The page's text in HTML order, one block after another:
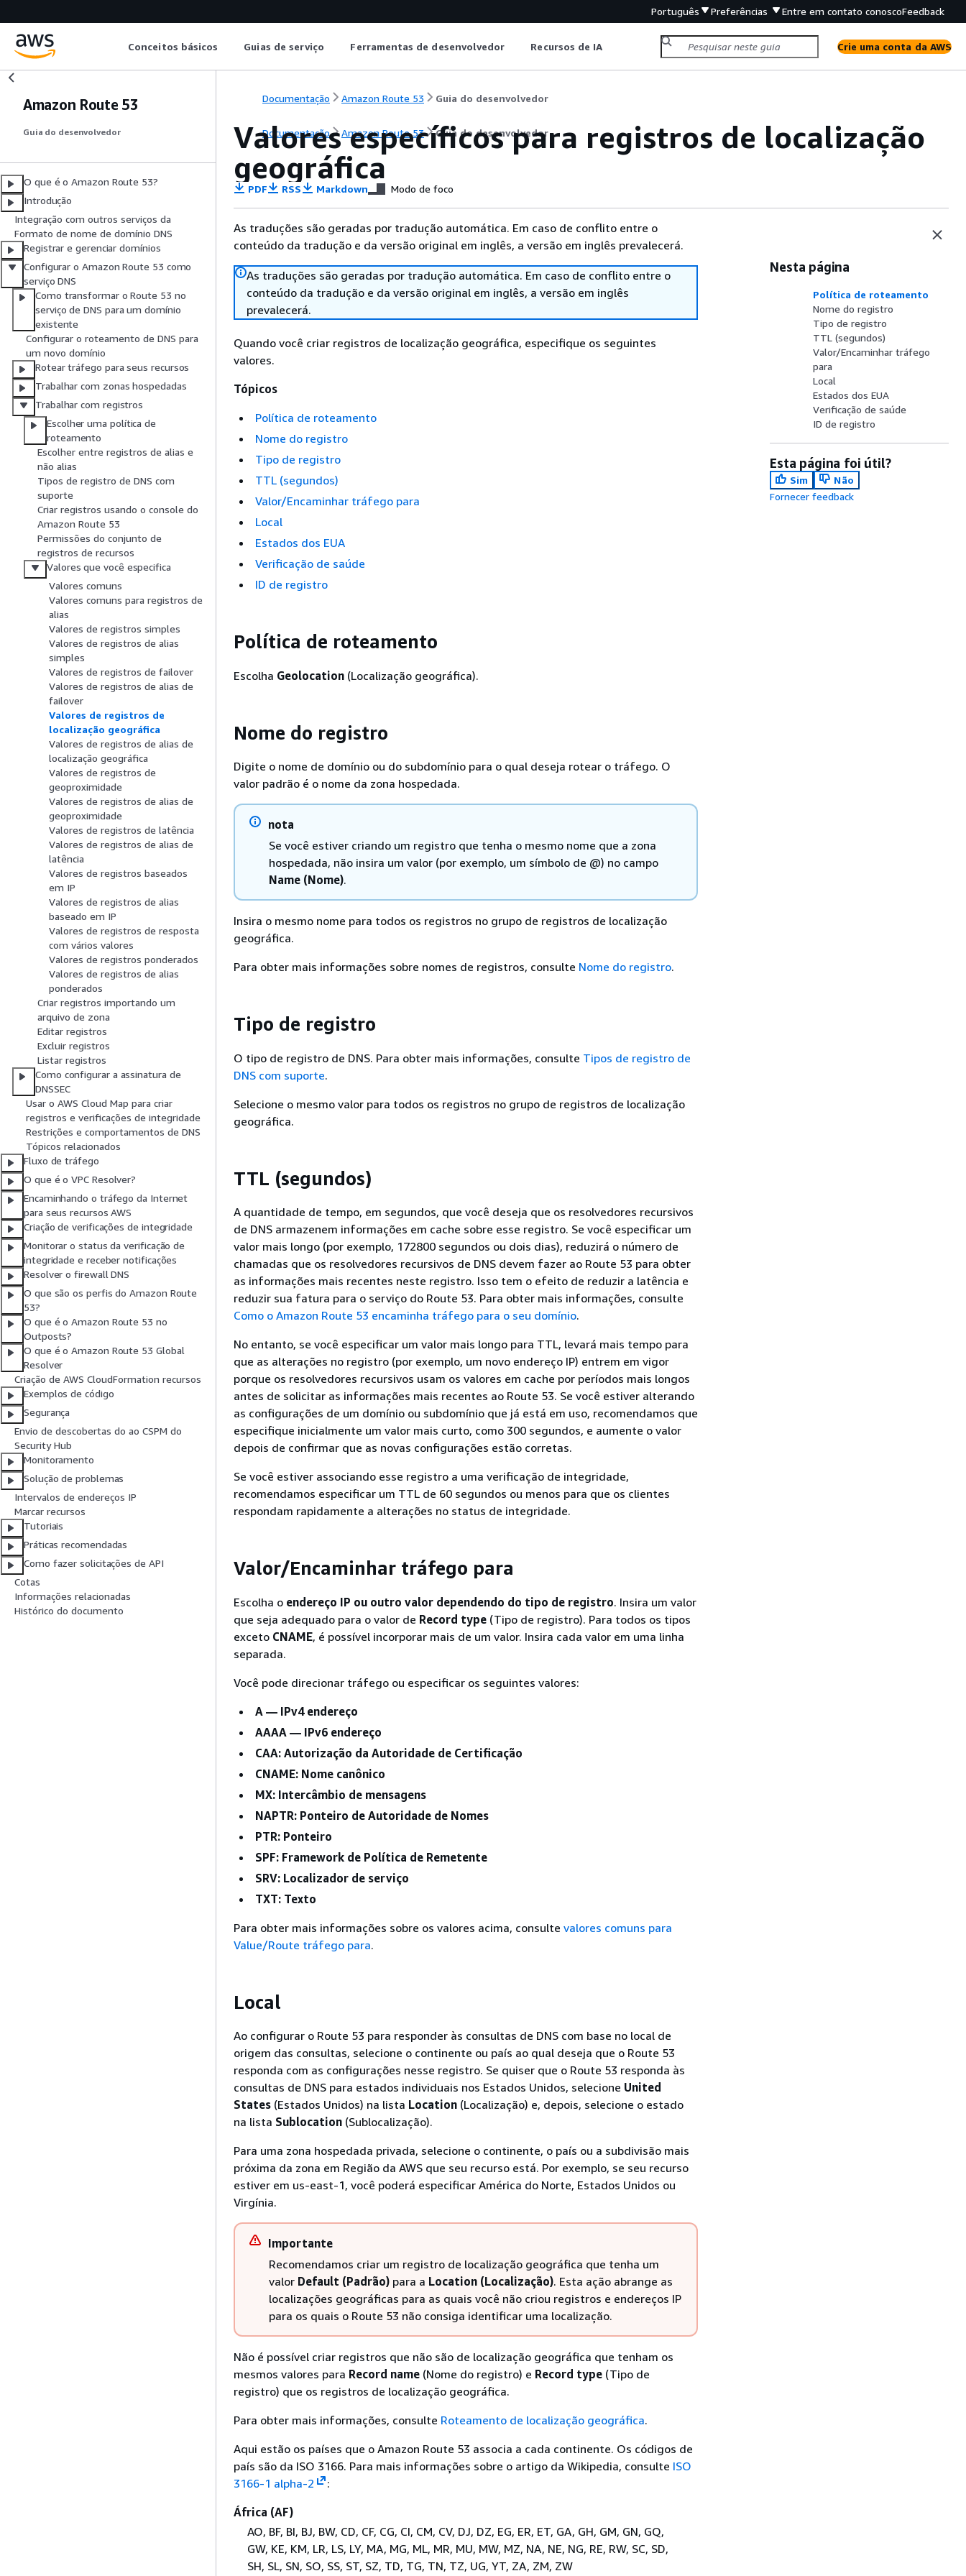
Português Preferências Entre em contato conoscoFeedback
Conceitos básicos Guias de serviço Ferramentas de desenvolvedor Recursos de IA Crie uma conta da AWS
Amazon Route 53
Guia do desenvolvedor
O que é o Amazon Route 53?
Introdução
Integração com outros serviços da
Formato de nome de domínio DNS
Registrar e gerenciar domínios
Configurar o Amazon Route 53 como
serviço DNS
Como transformar o Route 53 no
serviço de DNS para um domínio
existente
Configurar o roteamento de DNS para
um novo domínio
Rotear tráfego para seus recursos
Trabalhar com zonas hospedadas
Trabalhar com registros
Escolher uma política de
roteamento
Escolher entre registros de alias e
não alias
Tipos de registro de DNS com
suporte
Criar registros usando o console do
Amazon Route 53
Permissões do conjunto de
registros de recursos
Valores que você especifica
Valores comuns
Valores comuns para registros de
alias
Valores de registros simples
Valores de registros de alias
simples
Valores de registros de failover
Valores de registros de alias de
failover
Valores de registros de
localização geográfica
Valores de registros de alias de
localização geográfica
Valores de registros de
geoproximidade
Valores de registros de alias de
geoproximidade
Valores de registros de latência
Valores de registros de alias de
latência
Valores de registros baseados
em IP
Valores de registros de alias
baseado em IP
Valores de registros de resposta
com vários valores
Valores de registros ponderados
Valores de registros de alias
ponderados
Criar registros importando um
arquivo de zona
Editar registros
Excluir registros
Listar registros
Como configurar a assinatura de
DNSSEC
Usar o AWS Cloud Map para criar
registros e verificações de integridade
Restrições e comportamentos de DNS
Tópicos relacionados
Fluxo de tráfego
O que é o VPC Resolver?
Encaminhando o tráfego da Internet
para seus recursos AWS
Criação de verificações de integridade
Monitorar o status da verificação de
integridade e receber notificações
Resolver o firewall DNS
O que são os perfis do Amazon Route
53?
O que é o Amazon Route 53 no
Outposts?
O que é o Amazon Route 53 Global
Resolver
Criação de AWS CloudFormation recursos
Exemplos de código
Segurança
Envio de descobertas do ao CSPM do
Security Hub
Monitoramento
Solução de problemas
Intervalos de endereços IP
Marcar recursos
Tutoriais
Práticas recomendadas
Como fazer solicitações de API
Cotas
Informações relacionadas
Histórico do documento
Documentação Amazon Route 53 Guia do desenvolvedor
Documentação Amazon Route 53 Guia do desenvolvedor
Valores específicos para registros de localização
geográfica
PDF RSS Markdown Modo de foco
As traduções são geradas por tradução automática. Em caso de conflito entre o
conteúdo da tradução e da versão original em inglês, a versão em inglês prevalecerá.
As traduções são geradas por tradução automática. Em caso de conflito entre o
conteúdo da tradução e da versão original em inglês, a versão em inglês
prevalecerá.
Quando você criar registros de localização geográfica, especifique os seguintes
valores.
Tópicos
Política de roteamento
Nome do registro
Tipo de registro
TTL (segundos)
Valor/Encaminhar tráfego para
Local
Estados dos EUA
Verificação de saúde
ID de registro
Política de roteamento
Escolha Geolocation (Localização geográfica).
Nome do registro
Digite o nome de domínio ou do subdomínio para o qual deseja rotear o tráfego. O
valor padrão é o nome da zona hospedada.
nota
Se você estiver criando um registro que tenha o mesmo nome que a zona
hospedada, não insira um valor (por exemplo, um símbolo de @) no campo
Name (Nome).
Insira o mesmo nome para todos os registros no grupo de registros de localização
geográfica.
Para obter mais informações sobre nomes de registros, consulte Nome do registro.
Tipo de registro
O tipo de registro de DNS. Para obter mais informações, consulte Tipos de registro de
DNS com suporte.
Selecione o mesmo valor para todos os registros no grupo de registros de localização
geográfica.
TTL (segundos)
A quantidade de tempo, em segundos, que você deseja que os resolvedores recursivos
de DNS armazenem informações em cache sobre esse registro. Se você especificar um
valor mais longo (por exemplo, 172800 segundos ou dois dias), reduzirá o número de
chamadas que os resolvedores recursivos de DNS devem fazer ao Route 53 para obter
as informações mais recentes neste registro. Isso tem o efeito de reduzir a latência e
reduzir sua fatura para o serviço do Route 53. Para obter mais informações, consulte
Como o Amazon Route 53 encaminha tráfego para o seu domínio.
No entanto, se você especificar um valor mais longo para TTL, levará mais tempo para
que as alterações no registro (por exemplo, um novo endereço IP) entrem em vigor
porque os resolvedores recursivos usam os valores em cache por períodos mais longos
antes de solicitar as informações mais recentes ao Route 53. Se você estiver alterando
as configurações de um domínio ou subdomínio que já está em uso, recomendamos que
especifique inicialmente um valor mais curto, como 300 segundos, e aumente o valor
depois de confirmar que as novas configurações estão corretas.
Se você estiver associando esse registro a uma verificação de integridade,
recomendamos especificar um TTL de 60 segundos ou menos para que os clientes
respondam rapidamente a alterações no status de integridade.
Valor/Encaminhar tráfego para
Escolha o endereço IP ou outro valor dependendo do tipo de registro. Insira um valor
que seja adequado para o valor de Record type (Tipo de registro). Para todos os tipos
exceto CNAME, é possível incorporar mais de um valor. Insira cada valor em uma linha
separada.
Você pode direcionar tráfego ou especificar os seguintes valores:
A — IPv4 endereço
AAAA — IPv6 endereço
CAA: Autorização da Autoridade de Certificação
CNAME: Nome canônico
MX: Intercâmbio de mensagens
NAPTR: Ponteiro de Autoridade de Nomes
PTR: Ponteiro
SPF: Framework de Política de Remetente
SRV: Localizador de serviço
TXT: Texto
Para obter mais informações sobre os valores acima, consulte valores comuns para
Value/Route tráfego para.
Local
Ao configurar o Route 53 para responder às consultas de DNS com base no local de
origem das consultas, selecione o continente ou país ao qual deseja que o Route 53
responda com as configurações nesse registro. Se quiser que o Route 53 responda às
consultas de DNS para estados individuais nos Estados Unidos, selecione United
States (Estados Unidos) na lista Location (Localização) e, depois, selecione o estado
na lista Sublocation (Sublocalização).
Para uma zona hospedada privada, selecione o continente, o país ou a subdivisão mais
próxima da zona em Região da AWS que seu recurso está. Por exemplo, se seu recurso
estiver em us-east-1, você poderá especificar América do Norte, Estados Unidos ou
Virgínia.
Importante
Recomendamos criar um registro de localização geográfica que tenha um
valor Default (Padrão) para a Location (Localização). Esta ação abrange as
localizações geográficas para as quais você não criou registros e endereços IP
para os quais o Route 53 não consiga identificar uma localização.
Não é possível criar registros que não são de localização geográfica que tenham os
mesmos valores para Record name (Nome do registro) e Record type (Tipo de
registro) que os registros de localização geográfica.
Para obter mais informações, consulte Roteamento de localização geográfica.
Aqui estão os países que o Amazon Route 53 associa a cada continente. Os códigos de
país são da ISO 3166. Para mais informações sobre o artigo da Wikipedia, consulte ISO
3166-1 alpha-2
:
África (AF)
AO, BF, BI, BJ, BW, CD, CF, CG, CI, CM, CV, DJ, DZ, EG, ER, ET, GA, GH, GM, GN, GQ,
GW, KE, KM, LR, LS, LY, MA, MG, ML, MR, MU, MW, MZ, NA, NE, NG, RE, RW, SC, SD,
SH, SL, SN, SO, SS, ST, SZ, TD, TG, TN, TZ, UG, YT, ZA, ZM, ZW
Nesta página
Política de roteamento
Nome do registro
Tipo de registro
TTL (segundos)
Valor/Encaminhar tráfego
para
Local
Estados dos EUA
Verificação de saúde
ID de registro
Esta página foi útil?
Sim
Não
Fornecer feedback